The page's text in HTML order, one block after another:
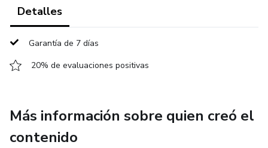
correctamente.
✅ 150 PHRASAL VERBS esenciales seleccionados uno
✅ +600 EJEMPLOS REALES con traducción al español
✅ 3 NIVELES progresivos: Básico → Intermedio →
Detalles
Garantía de 7 días
20% de evaluaciones positivas
Más información sobre quien creó el
contenido